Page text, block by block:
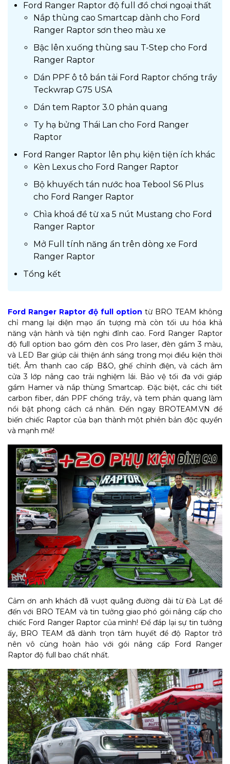
Ford Ranger Raptor độ full đồ chơi ngoại thất
Nắp thùng cao Smartcap dành cho Ford
Ranger Raptor sơn theo màu xe
Bậc lên xuống thùng sau T-Step cho Ford
Ranger Raptor
Dán PPF ô tô bán tải Ford Raptor chống trầy
Teckwrap G75 USA
Dán tem Raptor 3.0 phản quang
Ty hạ bửng Thái Lan cho Ford Ranger
Raptor
Ford Ranger Raptor lên phụ kiện tiện ích khác
Kèn Lexus cho Ford Ranger Raptor
Bộ khuyếch tán nước hoa Tebool S6 Plus
cho Ford Ranger Raptor
Chìa khoá đề từ xa 5 nút Mustang cho Ford
Ranger Raptor
Mở Full tính năng ẩn trên dòng xe Ford
Ranger Raptor
Tổng kết
Ford Ranger Raptor độ full option từ BRO TEAM không
chỉ mang lại diện mạo ấn tượng mà còn tối ưu hóa khả
năng vận hành và tiện nghi đỉnh cao. Ford Ranger Raptor
độ full option bao gồm đèn cos Pro laser, đèn gầm 3 màu,
và LED Bar giúp cải thiện ánh sáng trong mọi điều kiện thời
tiết. Âm thanh cao cấp B&O, ghế chỉnh điện, và cách âm
cửa 3 lớp nâng cao trải nghiệm lái. Bảo vệ tối đa với giáp
gầm Hamer và nắp thùng Smartcap. Đặc biệt, các chi tiết
carbon fiber, dán PPF chống trầy, và tem phản quang làm
nổi bật phong cách cá nhân. Đến ngay BROTEAM.VN để
biến chiếc Raptor của bạn thành một phiên bản độc quyền
và mạnh mẽ!
Cảm ơn anh khách đã vượt quãng đường dài từ Đà Lạt để
đến với BRO TEAM và tin tưởng giao phó gói nâng cấp cho
chiếc Ford Ranger Raptor của mình! Để đáp lại sự tin tưởng
ấy, BRO TEAM đã dành trọn tâm huyết để độ Raptor trở
nên vô cùng hoàn hảo với gói nâng cấp Ford Ranger
Raptor độ full bao chất nhất.